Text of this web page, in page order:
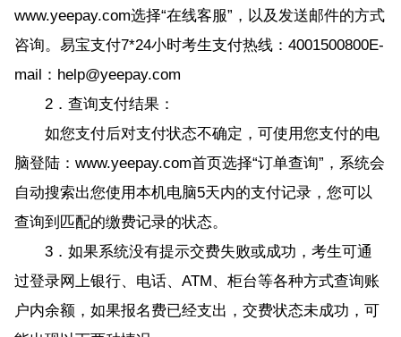
www.yeepay.com选择“在线客服”，以及发送邮件的方式
咨询。易宝支付7*24小时考生支付热线：4001500800E-
mail：help@yeepay.com
2．查询支付结果：
如您支付后对支付状态不确定，可使用您支付的电
脑登陆：www.yeepay.com首页选择“订单查询”，系统会
自动搜索出您使用本机电脑5天内的支付记录，您可以
查询到匹配的缴费记录的状态。
3．如果系统没有提示交费失败或成功，考生可通
过登录网上银行、电话、ATM、柜台等各种方式查询账
户内余额，如果报名费已经支出，交费状态未成功，可